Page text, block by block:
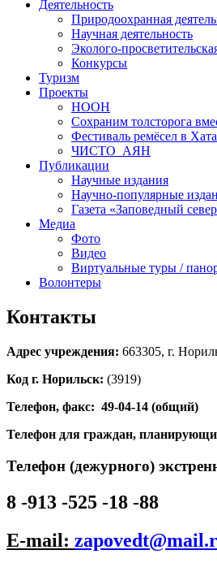
Деятельность
Природоохранная
Научная деятельность
Эколого-
Конкурсы
Туризм
Проекты
НООН
Сохраним толсторога
Фестиваль ремёсел в
ЧИСТО_АЯН
Публикации
Научные издания
Научно-популярные
Газета «Заповедный
Медиа
Фото
Видео
Виртуальные туры /
Волонтеры
Контакты
Адрес учреждения: 663305, г.
Код г. Норильск: (3919)
Телефон, факс: 49-04-14 (общий)
Телефон для граждан,
Телефон (дежурного)
8 -913 -525 -18 -88
E-mail: